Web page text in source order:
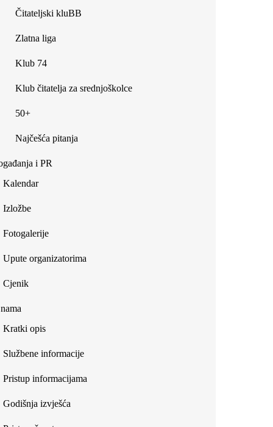
Čitateljski kluBB
Zlatna liga
Klub 74
Klub čitatelja za srednjoškolce
50+
Najčešća pitanja
i PR
Kalendar
Izložbe
Fotogalerije
Upute organizatorima
Cjenik
Kratki opis
Službene informacije
Pristup informacijama
Godišnja izvješća